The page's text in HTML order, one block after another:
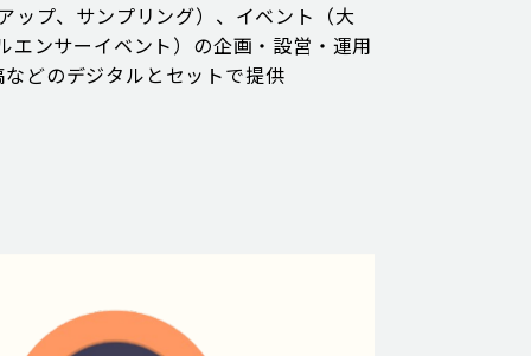
ップ、サンプリング）、イベント（大
エンサーイベント）の企画・設営・運用
どのデジタルとセットで提供